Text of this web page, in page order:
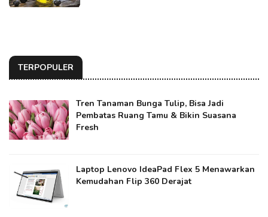
TERPOPULER
Tren Tanaman Bunga Tulip, Bisa Jadi
Pembatas Ruang Tamu & Bikin Suasana
Fresh
Laptop Lenovo IdeaPad Flex 5 Menawarkan
Kemudahan Flip 360 Derajat